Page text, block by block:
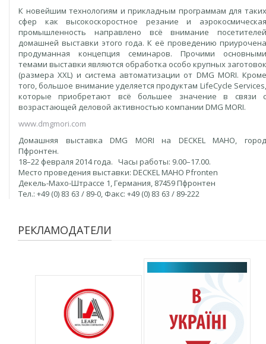
К новейшим технологиям и прикладным программам для таких
сфер как высокоскоростное резание и аэрокосмическая
промышленность направлено всё внимание посетителей
домашней выставки этого года. К её проведению приурочена
продуманная концепция семинаров. Прочими основными
темами выставки являются обработка особо крупных заготовок
(размера XXL) и система автоматизации от DMG MORI. Кроме
того, большое внимание уделяется продуктам LifeCycle Services,
которые приобретают всё большее значение в связи с
возрастающей деловой активностью компании DMG MORI.
www.dmgmori.com
Домашняя выставка DMG MORI на DECKEL MAHO, город
Пфронтен.
18–22 февраля 2014 года. Часы работы: 9.00–17.00.
Место проведения выставки: DECKEL MAHO Pfronten
Декель-Махо-Штрассе 1, Германия, 87459 Пфронтен
Тел.: +49 (0) 83 63 / 89-0, Факс: +49 (0) 83 63 / 89-222
РЕКЛАМОДАТЕЛИ